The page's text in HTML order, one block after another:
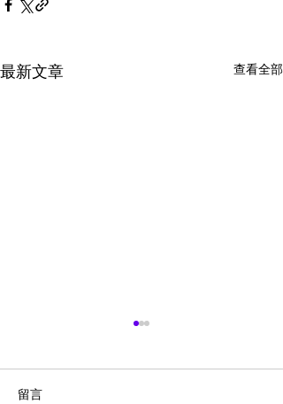
最新文章 查看全部
留言